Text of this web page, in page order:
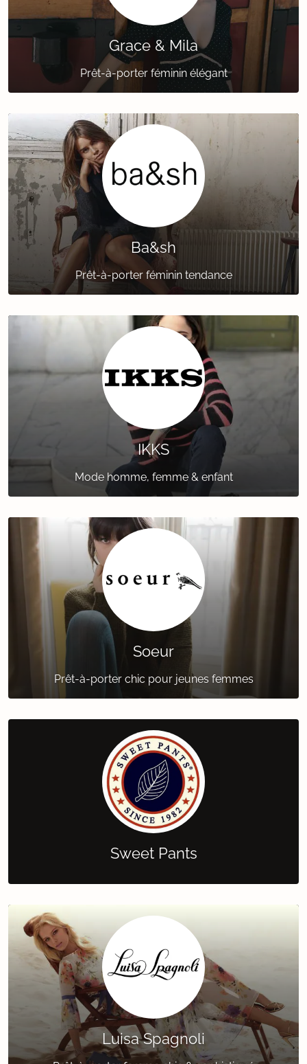
Grace & Mila
Prêt-à-porter féminin élégant
Ba&sh
Prêt-à-porter féminin tendance
IKKS
Mode homme, femme & enfant
Soeur
Prêt-à-porter chic pour jeunes femmes
Sweet Pants
Luisa Spagnoli